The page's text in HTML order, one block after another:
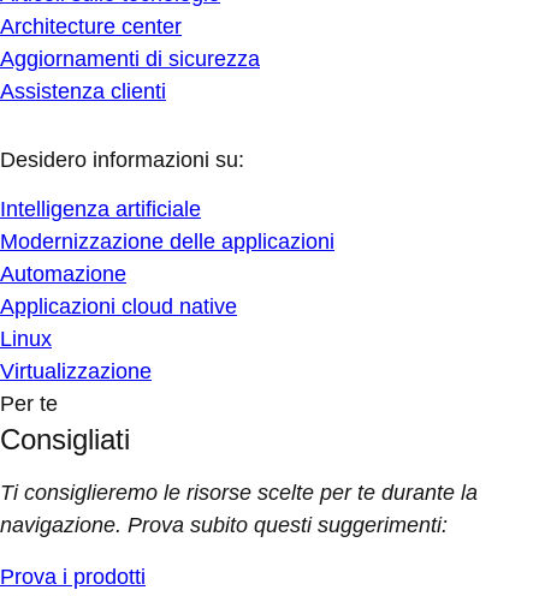
Architecture center
Aggiornamenti di sicurezza
Assistenza clienti
Desidero informazioni su:
Intelligenza artificiale
Modernizzazione delle applicazioni
Automazione
Applicazioni cloud native
Linux
Virtualizzazione
Per te
Consigliati
Ti consiglieremo le risorse scelte per te durante la
navigazione. Prova subito questi suggerimenti:
Prova i prodotti